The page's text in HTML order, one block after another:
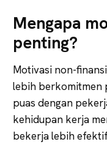
Mengapa
penting?
Motivasi non-
lebih berkomitmen
puas dengan
kehidupan kerja
bekerja lebih